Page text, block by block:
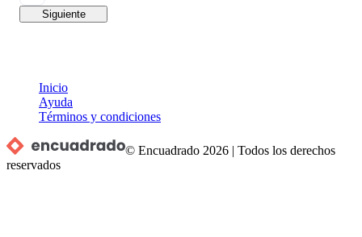
Siguiente
Inicio
Ayuda
Términos y condiciones
© Encuadrado 2026 |Todos los derechos
reservados